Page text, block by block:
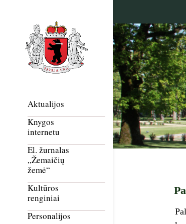
Aktualijos
Knygos
internetu
El. žurnalas
„Žemaičių
žemė“
Kultūros
renginiai
Personalijos